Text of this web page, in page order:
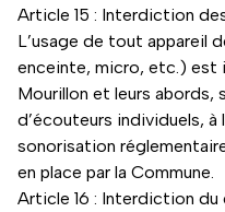
Article 15 : Interdiction
L’usage de tout appareil
enceinte, micro, etc.) est
Mourillon et leurs abords,
d’écouteurs individuels,
sonorisation
en place par la Commune.
Article 16 : Interdiction du